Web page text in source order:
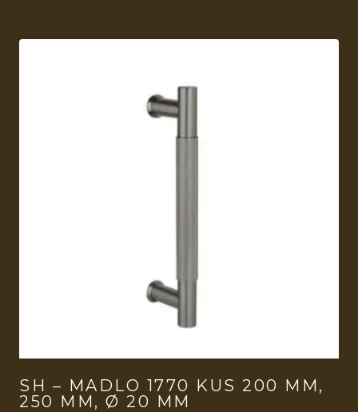
SH – MADLO 1770 KUS 200 MM,
250 MM, Ø 20 MM